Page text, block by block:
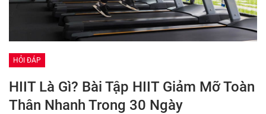
HỎI ĐÁP
HIIT Là Gì? Bài Tập HIIT Giảm Mỡ Toàn
Thân Nhanh Trong 30 Ngày